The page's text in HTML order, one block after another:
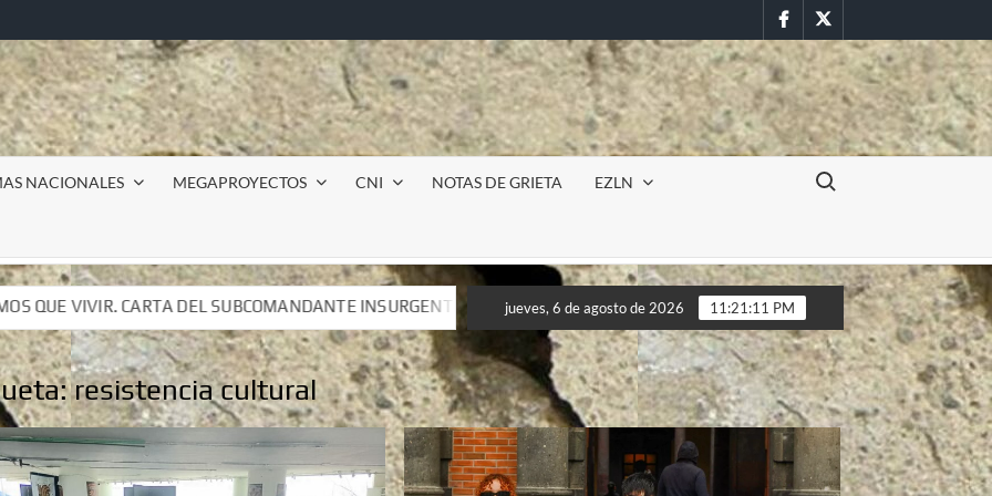
FacebookTwitter
NACIONALES MEGAPROYECTOS CNI NOTAS DE GRIETA EZLN
Buscar:
INSURGENTE MOISÉS A LUIS DE TAVIRA
Incursión militar en la UAEM (Morelos) durante paro estudiantil
INSURGENTE MOISÉS A LUIS DE TAVIRA
Incursión militar en la UAEM (Morelos) durante paro estudiantil
jueves, 6 de agosto de 2026 11:21:13 PM
resistencia cultural